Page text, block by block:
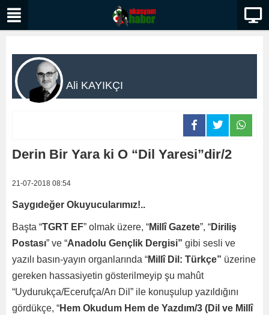
Ali KAYIKÇI
Derin Bir Yara ki O “Dil Yaresi”dir/2
21-07-2018 08:54
Saygıdeğer Okuyucularımız!..
Başta “TGRT EF” olmak üzere, “Millî Gazete”, “Diriliş
Postası” ve “Anadolu Gençlik Dergisi” gibi sesli ve
yazılı basın-yayın organlarında “Millî Dil: Türkçe” üzerine
gereken hassasiyetin gösterilmeyip şu mahût
“Uydurukça/Ecerufça/Arı Dil” ile konuşulup yazıldığını
gördükçe, “Hem Okudum Hem de Yazdım/3 (Dil ve Millî